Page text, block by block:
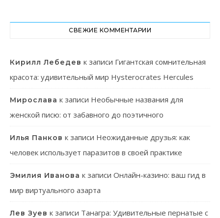
СВЕЖИЕ КОММЕНТАРИИ
Кирилл Лебедев к записи Гигантская сомнительная
красота: удивительный мир Hysterocrates Hercules
Мирослава к записи Необычные названия для
женской писю: от забавного до поэтичного
Илья Панков к записи Неожиданные друзья: как
человек использует паразитов в своей практике
Эмилия Иванова к записи Онлайн-казино: ваш гид в
мир виртуального азарта
Лев Зуев к записи Танагра: Удивительные пернатые с